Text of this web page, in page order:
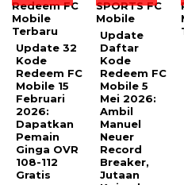
Update 32
Kode
Redeem FC
Mobile 15
Februari
2026:
Dapatkan
Pemain
Ginga OVR
108-112
Gratis
Update
Daftar
Kode
Redeem FC
Mobile 5
Mei 2026:
Ambil
Manuel
Neuer
Record
Breaker,
Jutaan